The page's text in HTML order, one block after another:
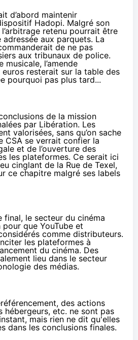
d’abord maintenir
Hadopi. Malgré son
retenu pourrait être
adressée aux parquets. La
de ne pas
aux tribunaux de police.
musicale, l’amende
resterait sur la table des
pourquoi pas plus tard...
de la mission
par Libération. Les
valorisées, sans qu’on sache
CSA se verrait confier la
et de l’ouverture des
les plateformes. Ce serait ici
cinglant de la Rue de Texel,
ce chapitre malgré ses labels
final, le secteur du cinéma
que YouTube et
comme distributeurs.
les plateformes à
du cinéma. Des
lieu dans le secteur
des médias.
des actions
hébergeurs, etc. ne sont pas
mais rien ne dit qu'elles
dans les conclusions finales.